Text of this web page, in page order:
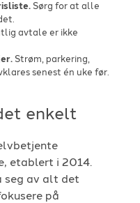
Sørg for at alle
avtale er ikke
Strøm, parkering,
senest én uke før.
enkelt
etablert i 2014.
seg av alt det
på